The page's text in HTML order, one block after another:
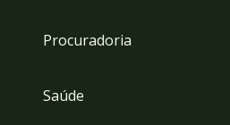
Procuradoria
Saúde